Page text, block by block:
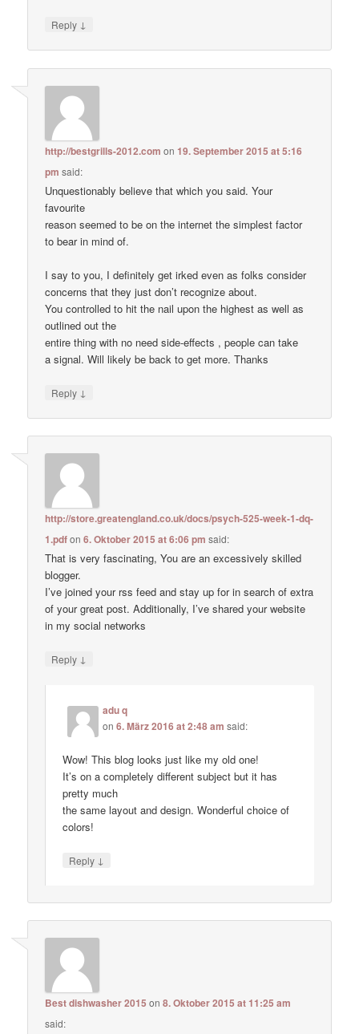
Reply ↓
http://bestgrills-2012.com on19. September 2015 at 5:16
pm said:
Unquestionably believe that which you said. Your
favourite
reason seemed to be on the internet the simplest factor
to bear in mind of.
I say to you, I definitely get irked even as folks consider
concerns that they just don’t recognize about.
You controlled to hit the nail upon the highest as well as
outlined out the
entire thing with no need side-effects , people can take
a signal. Will likely be back to get more. Thanks
Reply ↓
http://store.greatengland.co.uk/docs/psych-525-week-1-dq-
1.pdfon6. Oktober 2015 at 6:06 pm said:
That is very fascinating, You are an excessively skilled
blogger.
I’ve joined your rss feed and stay up for in search of extra
of your great post. Additionally, I’ve shared your website
in my social networks
Reply ↓
adu q
on6. März 2016 at 2:48 am said:
Wow! This blog looks just like my old one!
It’s on a completely different subject but it has
pretty much
the same layout and design. Wonderful choice of
colors!
Reply ↓
Best dishwasher 2015 on8. Oktober 2015 at 11:25 am
said: